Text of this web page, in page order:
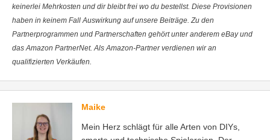
keinerlei Mehrkosten und dir bleibt frei wo du bestellst. Diese Provisionen
haben in keinem Fall Auswirkung auf unsere Beiträge. Zu den
Partnerprogrammen und Partnerschaften gehört unter anderem eBay und
das Amazon PartnerNet. Als Amazon-Partner verdienen wir an
qualifizierten Verkäufen.
Maike
Mein Herz schlägt für alle Arten von DIYs,